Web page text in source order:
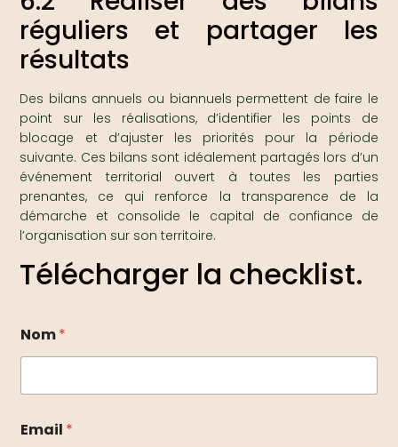
réguliers et partager les
résultats
Des bilans annuels ou biannuels permettent de faire le
point sur les réalisations, d’identifier les points de
blocage et d’ajuster les priorités pour la période
suivante. Ces bilans sont idéalement partagés lors d’un
événement territorial ouvert à toutes les parties
prenantes, ce qui renforce la transparence de la
démarche et consolide le capital de confiance de
l’organisation sur son territoire.
Télécharger la checklist.
Nom*
Email *